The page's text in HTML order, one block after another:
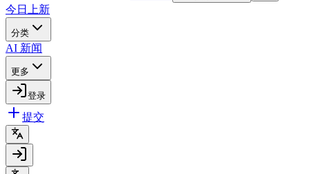
今日上新
分类
AI 新闻
更多
登录
提交